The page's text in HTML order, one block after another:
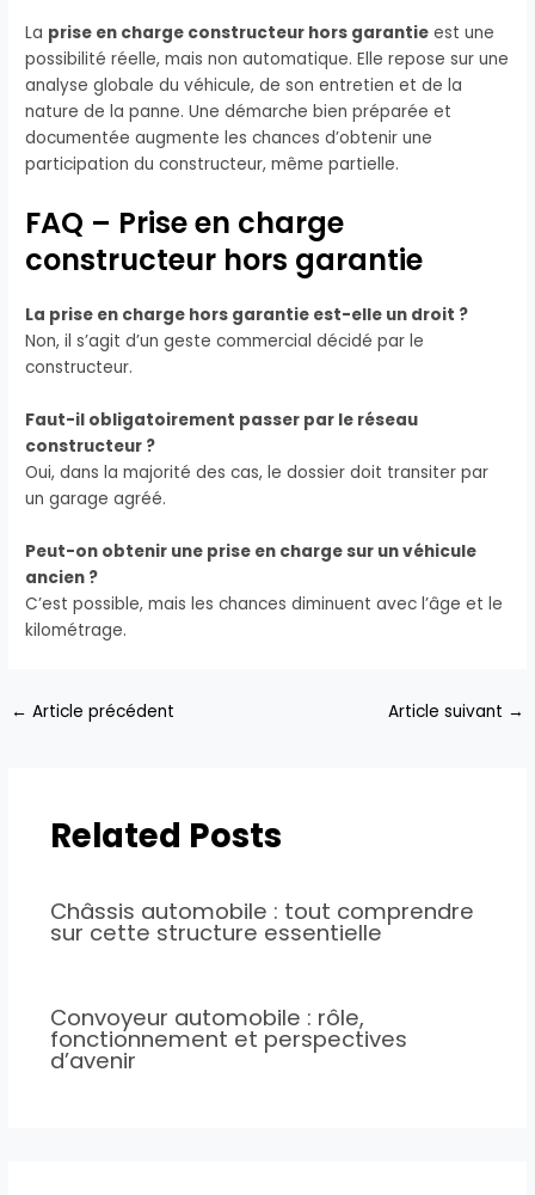
La prise en charge constructeur hors garantie est une
possibilité réelle, mais non automatique. Elle repose sur une
analyse globale du véhicule, de son entretien et de la
nature de la panne. Une démarche bien préparée et
documentée augmente les chances d’obtenir une
participation du constructeur, même partielle.
FAQ – Prise en charge
constructeur hors garantie
La prise en charge hors garantie est-elle un droit ?
Non, il s’agit d’un geste commercial décidé par le
constructeur.
Faut-il obligatoirement passer par le réseau
constructeur ?
Oui, dans la majorité des cas, le dossier doit transiter par
un garage agréé.
Peut-on obtenir une prise en charge sur un véhicule
ancien ?
C’est possible, mais les chances diminuent avec l’âge et le
kilométrage.
← Article précédent Article suivant →
Related Posts
Châssis automobile : tout comprendre
sur cette structure essentielle
Convoyeur automobile : rôle,
fonctionnement et perspectives
d’avenir